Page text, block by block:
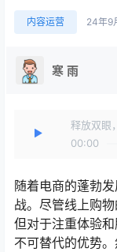
内容运营 24年9
寒 雨
释放双眼
00:00
随着电商的蓬勃
战。尽管线上购
但对于注重体验
不可替代的优势